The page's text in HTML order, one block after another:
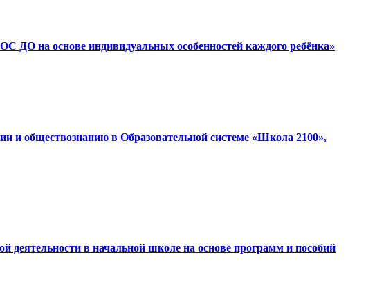
ДО на основе индивидуальных особенностей каждого ребёнка»
и обществознанию в Образовательной системе «Школа 2100»,
деятельности в начальной школе на основе программ и пособий